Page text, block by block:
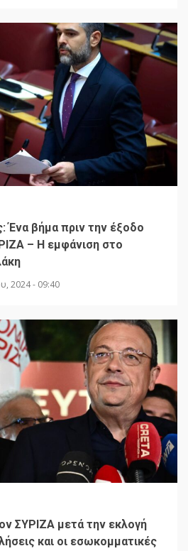
Ένα βήμα πριν την έξοδο
– Η εμφάνιση στο
2024 - 09:40
ΣΥΡΙΖΑ μετά την εκλογή
και οι εσωκομματικές